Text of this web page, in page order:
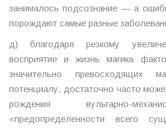
занималось подсознание — а
порождают самые разные
д) благодаря резкому
восприятие и жизнь магика
значительно превосходящих
потенциалу, достаточно часто
рождения вульгарно-
«предопределенности всего